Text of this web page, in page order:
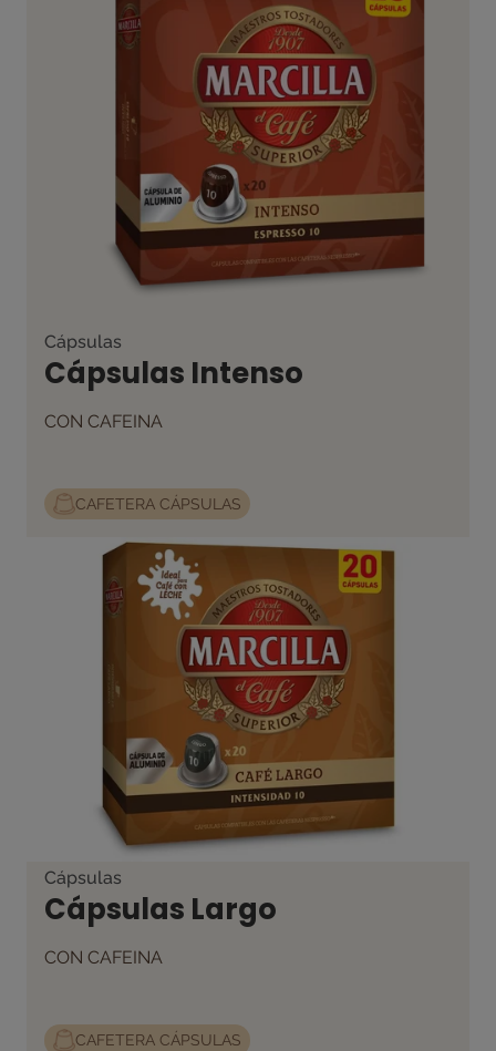
Cápsulas
Cápsulas Intenso
CON CAFEINA
CAFETERA CÁPSULAS
Cápsulas
Cápsulas Largo
CON CAFEINA
CAFETERA CÁPSULAS